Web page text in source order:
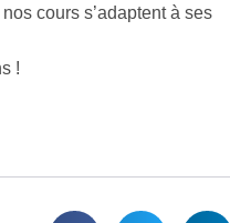
cours s’adaptent à ses
!